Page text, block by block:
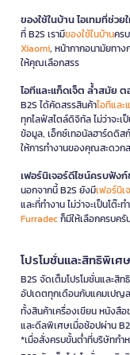
ของใช้ในบ้าน ไอเทมที่ช่ว
ที่ B2S เรามีของใช้ในบ้านคร
Xiaomi, หน้ากากอนามัยทา
ให้คุณเลือกสรร
ไอทีและแก็ดเจ็ต ล้ำสมัย
B2S ได้คัดสรรสินค้าไอทีและ
ทุกไลฟ์สไตล์ดิจิทัล ไม่ว่าจะเ
ข้อมูล, เอ็กซ์เทอนัลฮาร์ดดิสก์
ให้การทำงานของคุณสะดวก
เฟอร์นิเจอร์ดีไซน์ครบฟัง
นอกจากนี้ B2S ยังมีเฟอร์นิเ
และที่ทำงาน ไม่ว่าจะเป็นโต๊
Furradecก็มีให้เลือกครบครั
โปรโมชั่นและสิทธิพิเศษ
B2S จัดเต็มโปรโมชั่นและสิ
อัปเดตทุกเดือนกับแคมเปญ
ทั้งสินค้าเครื่องเขียน หนังสื
และดีลพิเศษเมื่อช้อปผ่าน
*เมื่อสั่งครบขั้นต่ำที่บริษัทกำ